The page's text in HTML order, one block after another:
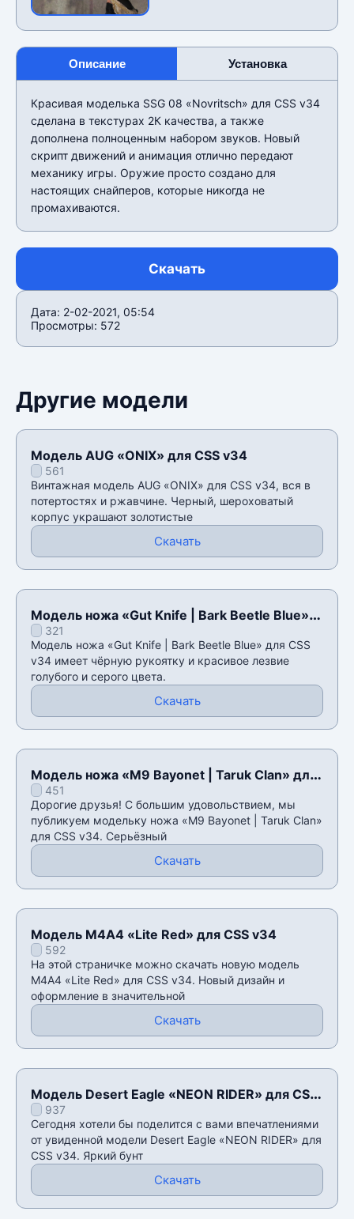
Описание Установка
Красивая моделька SSG 08 «Novritsch» для CSS v34
сделана в текстурах 2К качества, а также
дополнена полноценным набором звуков. Новый
скрипт движений и анимация отлично передают
механику игры. Оружие просто создано для
настоящих снайперов, которые никогда не
промахиваются.
Скачать
Дата: 2-02-2021, 05:54
Просмотры: 572
Другие модели
Модель AUG «ONIX» для CSS v34
561
Винтажная модель AUG «ONIX» для CSS v34, вся в
потертостях и ржавчине. Черный, шероховатый
корпус украшают золотистые
Скачать
Модель ножа «Gut Knife | Bark Beetle Blue»
для CSS v34
321
Модель ножа «Gut Knife | Bark Beetle Blue» для CSS
v34 имеет чёрную рукоятку и красивое лезвие
голубого и серого цвета.
Скачать
Модель ножа «M9 Bayonet | Taruk Clan» для
CSS v34
451
Дорогие друзья! С большим удовольствием, мы
публикуем модельку ножа «M9 Bayonet | Taruk Clan»
для CSS v34. Серьёзный
Скачать
Модель М4А4 «Lite Red» для CSS v34
592
На этой страничке можно скачать новую модель
М4А4 «Lite Red» для CSS v34. Новый дизайн и
оформление в значительной
Скачать
Модель Desert Eagle «NEON RIDER» для CSS
v34937
Сегодня хотели бы поделится с вами впечатлениями
от увиденной модели Desert Eagle «NEON RIDER» для
CSS v34. Яркий бунт
Скачать